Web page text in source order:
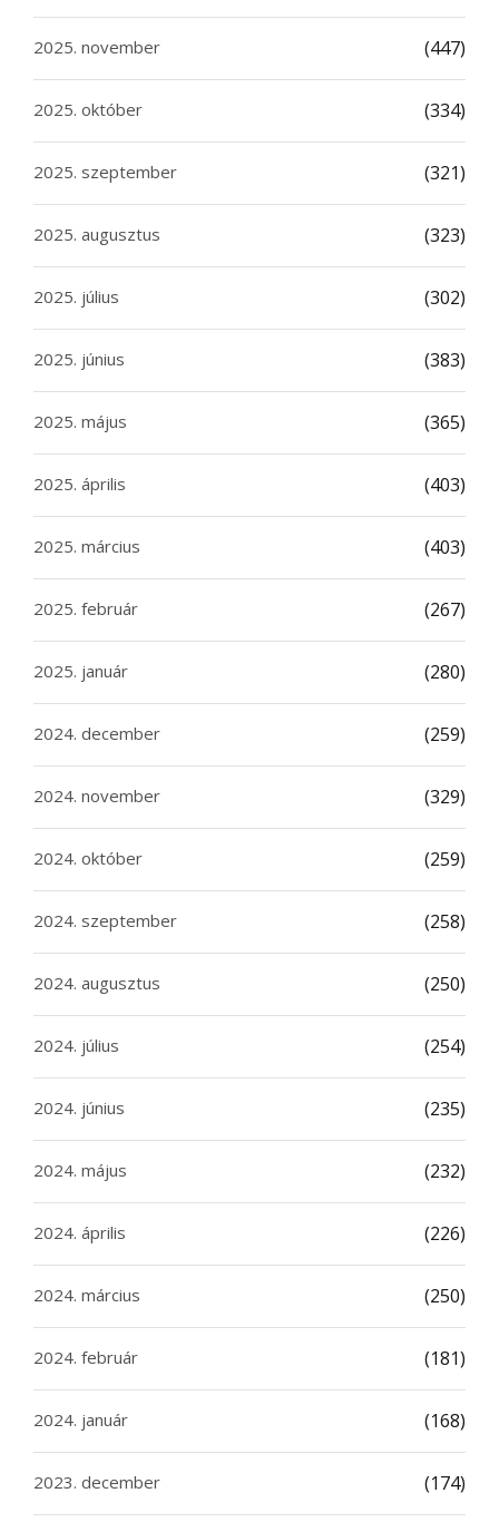
2025. november (447)
2025. október (334)
2025. szeptember (321)
2025. augusztus (323)
2025. július (302)
2025. június (383)
2025. május (365)
2025. április (403)
2025. március (403)
2025. február (267)
2025. január (280)
2024. december (259)
2024. november (329)
2024. október (259)
2024. szeptember (258)
2024. augusztus (250)
2024. július (254)
2024. június (235)
2024. május (232)
2024. április (226)
2024. március (250)
2024. február (181)
2024. január (168)
2023. december (174)